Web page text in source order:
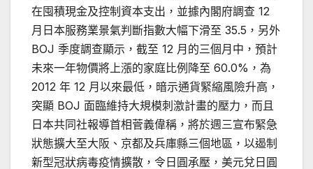
在囤積現金及控制資本支出，並據內閣府調查 12
月日本服務業景氣判斷指數大幅下滑至 35.5，另外
BOJ 季度調查顯示，截至 12 月的三個月中，預計
未來一年物價將上漲的家庭比例降至 60.0%，為
2012 年 12 月以來最低，暗示通貨緊縮風險升高，
突顯 BOJ 面臨維持大規模刺激計畫的壓力，而且
日本共同社報導首相菅義偉稱，將於週三宣布緊急
狀態擴大至大阪、京都及兵庫縣三個地區，以遏制
新型冠狀病毒疫情擴散，令日圓承壓，美元兌日圓